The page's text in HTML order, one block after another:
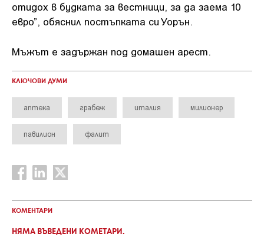
отидох в будката за вестници, за да заема 10
евро”, обяснил постъпката си Уорън.
Мъжът е задържан под домашен арест.
КЛЮЧОВИ ДУМИ
аптека грабеж италия милионер
павилион фалит
КОМЕНТАРИ
НЯМА ВЪВЕДЕНИ КОМЕТАРИ.